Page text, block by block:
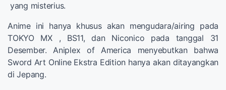
yang misterius.
Anime ini hanya khusus akan mengudara/airing pada
TOKYO MX , BS11, dan Niconico pada tanggal 31
Desember. Aniplex of America menyebutkan bahwa
Sword Art Online Ekstra Edition hanya akan ditayangkan
di Jepang.